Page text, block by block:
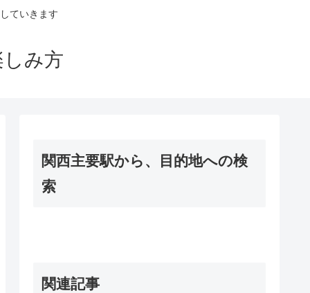
ていきます
み方
関西主要駅から、目的地への検
索
関連記事